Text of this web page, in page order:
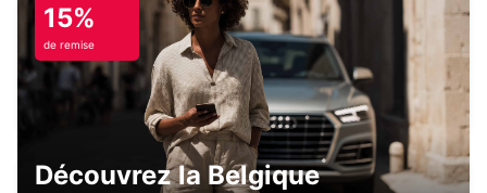
LUCQUES
LUCCA - ITALY
15%
de remise
Découvrez la Belgique